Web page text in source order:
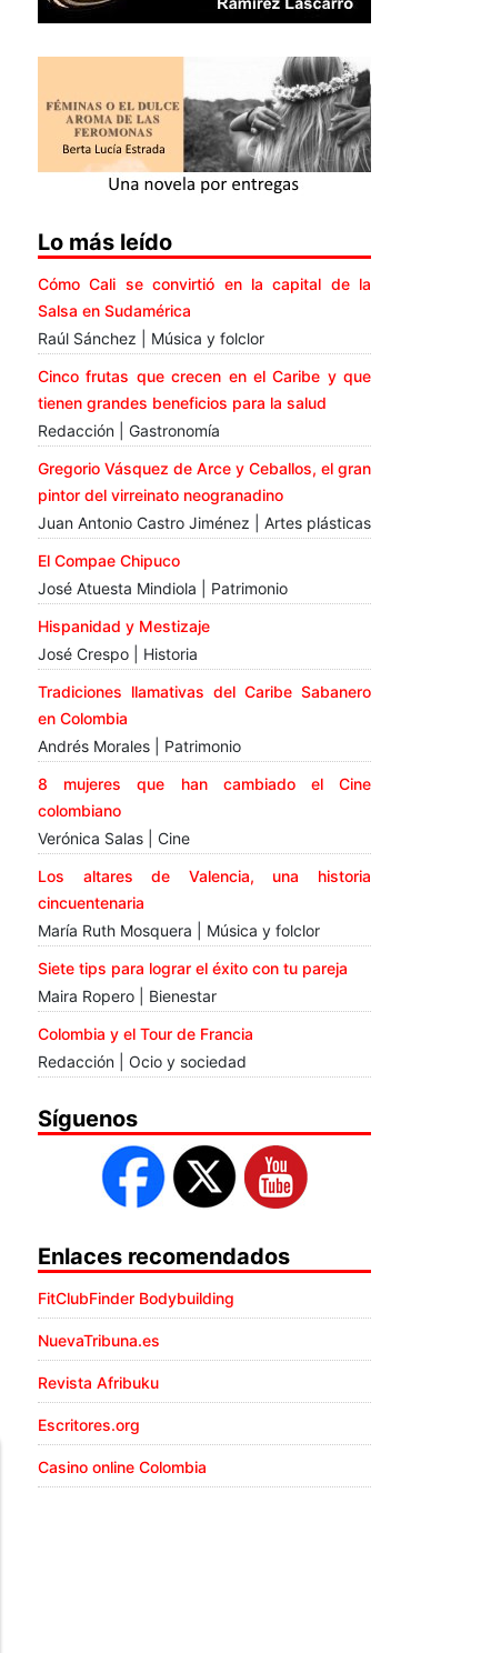
Lo más leído
Cómo Cali se convirtió en la capital de la
Salsa en Sudamérica
Raúl Sánchez | Música y folclor
Cinco frutas que crecen en el Caribe y que
tienen grandes beneficios para la salud
Redacción | Gastronomía
Gregorio Vásquez de Arce y Ceballos, el gran
pintor del virreinato neogranadino
Juan Antonio Castro Jiménez | Artes plásticas
El Compae Chipuco
José Atuesta Mindiola | Patrimonio
Hispanidad y Mestizaje
José Crespo | Historia
Tradiciones llamativas del Caribe Sabanero
en Colombia
Andrés Morales | Patrimonio
8 mujeres que han cambiado el Cine
colombiano
Verónica Salas | Cine
Los altares de Valencia, una historia
cincuentenaria
María Ruth Mosquera | Música y folclor
Siete tips para lograr el éxito con tu pareja
Maira Ropero | Bienestar
Colombia y el Tour de Francia
Redacción | Ocio y sociedad
Síguenos
Enlaces recomendados
FitClubFinder Bodybuilding
NuevaTribuna.es
Revista Afribuku
Escritores.org
Casino online Colombia